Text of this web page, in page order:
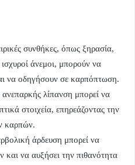
συνθήκες, όπως ξηρασία,
άνεμοι, μπορούν να
να οδηγήσουν σε καρπόπτωση.
λίπανση μπορεί να
στοιχεία, επηρεάζοντας την
καρπών.
άρδευση μπορεί να
να αυξήσει την πιθανότητα